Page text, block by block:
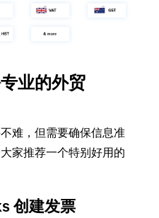
业的外贸
难，但需要确保信息准
家推荐一个特别好用的
创建发票